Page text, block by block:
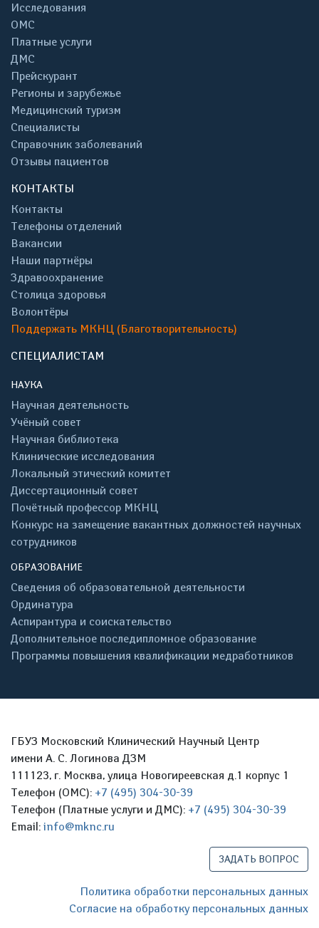
Исследования
ОМС
Платные услуги
ДМС
Прейскурант
Регионы и зарубежье
Медицинский туризм
Специалисты
Справочник заболеваний
Отзывы пациентов
КОНТАКТЫ
Контакты
Телефоны отделений
Вакансии
Наши партнёры
Здравоохранение
Столица здоровья
Волонтёры
Поддержать МКНЦ (Благотворительность)
СПЕЦИАЛИСТАМ
НАУКА
Научная деятельность
Учёный совет
Научная библиотека
Клинические исследования
Локальный этический комитет
Диссертационный совет
Почётный профессор МКНЦ
Конкурс на замещение вакантных должностей научных
сотрудников
ОБРАЗОВАНИЕ
Сведения об образовательной деятельности
Ординатура
Аспирантура и соискательство
Дополнительное последипломное образование
Программы повышения квалификации медработников
ГБУЗ Московский Клинический Научный Центр
имени А. С. Логинова ДЗМ
111123, г. Москва, улица Новогиреевская д.1 корпус 1
Телефон (ОМС): +7 (495) 304-30-39
Телефон (Платные услуги и ДМС): +7 (495) 304-30-39
Email: info@mknc.ru
ЗАДАТЬ ВОПРОС
Политика обработки персональных данных
Согласие на обработку персональных данных